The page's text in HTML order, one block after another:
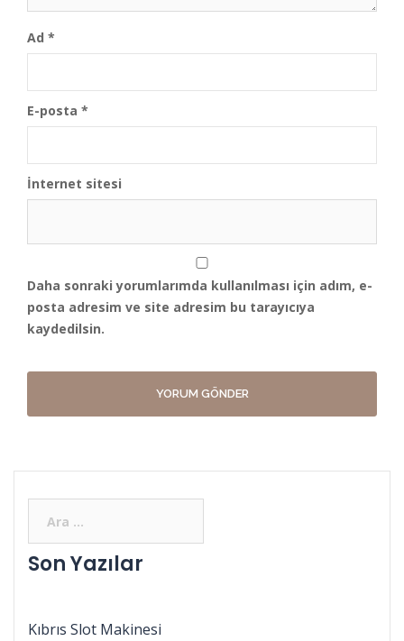
Ad *
E-posta *
İnternet sitesi
Daha sonraki yorumlarımda kullanılması için adım, e-
posta adresim ve site adresim bu tarayıcıya
kaydedilsin.
Son Yazılar
Kıbrıs Slot Makinesi